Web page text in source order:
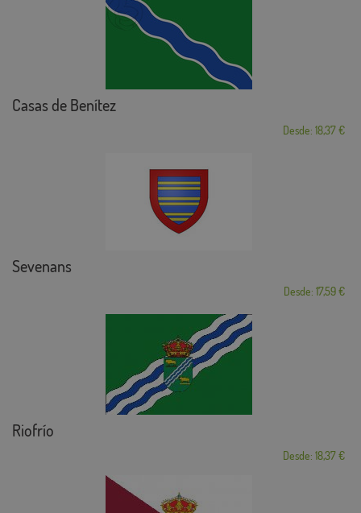
Casas de Benítez
Desde: 18,37 €
Sevenans
Desde: 17,59 €
Riofrío
Desde: 18,37 €